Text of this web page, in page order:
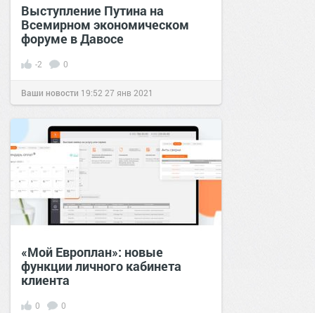
Выступление Путина на
Всемирном экономическом
форуме в Давосе
-2 0
Ваши новости 19:52 27 янв 2021
«Мой Европлан»: новые
функции личного кабинета
клиента
0 0